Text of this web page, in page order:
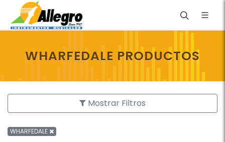
WHARFEDALE PRODUCTOS
Mostrar Filtros
WHARFEDALE